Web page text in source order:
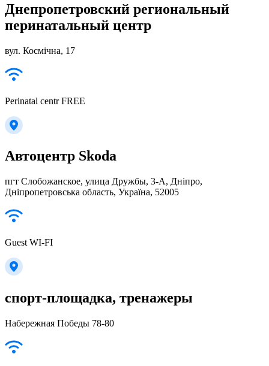
Днепропетровский региональный
перинатальный центр
вул. Космічна, 17
Perinatal centr FREE
Автоцентр Skoda
пгт Слобожанское, улица Дружбы, 3-А, Дніпро,
Дніпропетровська область, Україна, 52005
Guest WI-FI
спорт-площадка, тренажеры
Набережная Победы 78-80